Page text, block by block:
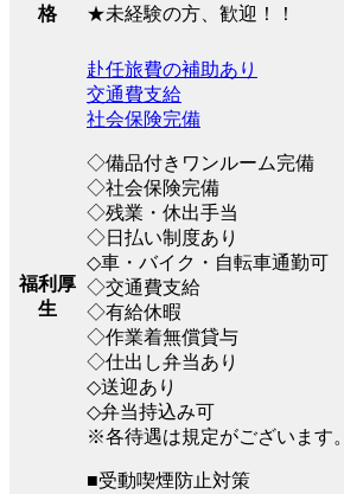
格
★未経験の方、歓迎！！
福利厚
生
赴任旅費の補助あり
交通費支給
社会保険完備
◇備品付きワンルーム完備
◇社会保険完備
◇残業・休出手当
◇日払い制度あり
◇車・バイク・自転車通勤可
◇交通費支給
◇有給休暇
◇作業着無償貸与
◇仕出し弁当あり
◇送迎あり
◇弁当持込み可
※各待遇は規定がございます。
■受動喫煙防止対策